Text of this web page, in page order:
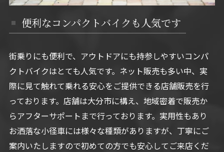
便利なコンパクトバイクも人気です
街乗りにも便利で、アウトドアにも持参しやすいコンパ
クトバイクはとても人気です。ネット販売も多い中、実
際に見て触れて乗れる安心をご提供できる店舗販売を行
っております。店舗は大分市に構え、地域密着で販売か
らアフターサポートまで行っております。実用性もあり
お洒落な小径車には様々な種類がありますが、丁寧にご
案内いたしますので初めての方でも安心してご来店くだ